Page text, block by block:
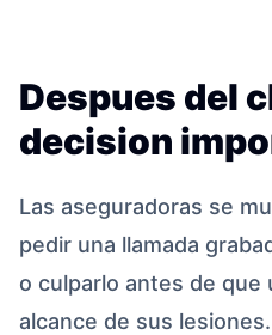
Despues del
decision
Las aseguradoras se
pedir una llamada
o culparlo antes de que
alcance de sus lesiones.